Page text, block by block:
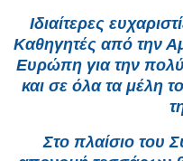
Ιδιαίτερες
Καθηγητές από την
Ευρώπη για την
και σε όλα τα μέλη
Στο πλαίσιο του